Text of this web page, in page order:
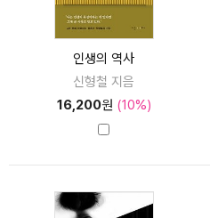
인생의 역사
신형철 지음
16,200원 (10%)